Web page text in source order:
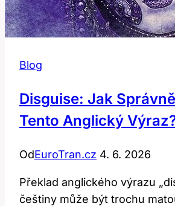
Blog
Disguise: Jak
Tento Anglický
OdEuroTran.cz 4. 6. 2026
Překlad anglického výrazu
češtiny může být trochu